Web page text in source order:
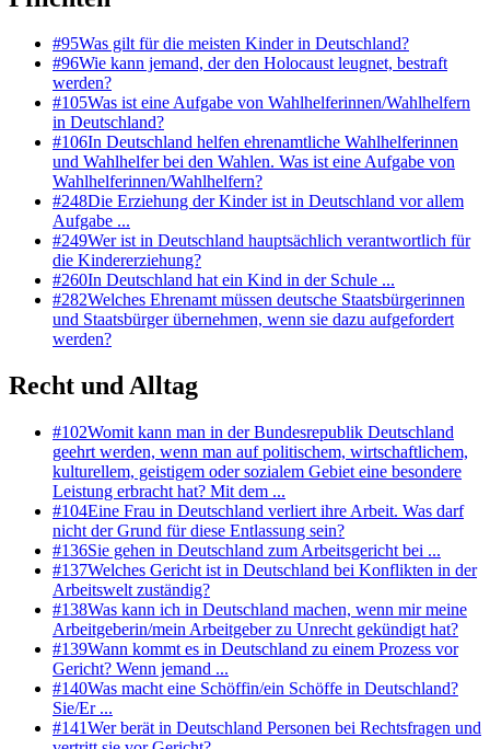
#95Was gilt für die meisten Kinder in Deutschland?
#96Wie kann jemand, der den Holocaust leugnet, bestraft
werden?
#105Was ist eine Aufgabe von Wahlhelferinnen/Wahlhelfern
in Deutschland?
#106In Deutschland helfen ehrenamtliche Wahlhelferinnen
und Wahlhelfer bei den Wahlen. Was ist eine Aufgabe von
Wahlhelferinnen/Wahlhelfern?
#248Die Erziehung der Kinder ist in Deutschland vor allem
Aufgabe ...
#249Wer ist in Deutschland hauptsächlich verantwortlich für
die Kindererziehung?
#260In Deutschland hat ein Kind in der Schule ...
#282Welches Ehrenamt müssen deutsche Staatsbürgerinnen
und Staatsbürger übernehmen, wenn sie dazu aufgefordert
werden?
Recht und Alltag
#102Womit kann man in der Bundesrepublik Deutschland
geehrt werden, wenn man auf politischem, wirtschaftlichem,
kulturellem, geistigem oder sozialem Gebiet eine besondere
Leistung erbracht hat? Mit dem ...
#104Eine Frau in Deutschland verliert ihre Arbeit. Was darf
nicht der Grund für diese Entlassung sein?
#136Sie gehen in Deutschland zum Arbeitsgericht bei ...
#137Welches Gericht ist in Deutschland bei Konflikten in der
Arbeitswelt zuständig?
#138Was kann ich in Deutschland machen, wenn mir meine
Arbeitgeberin/mein Arbeitgeber zu Unrecht gekündigt hat?
#139Wann kommt es in Deutschland zu einem Prozess vor
Gericht? Wenn jemand ...
#140Was macht eine Schöffin/ein Schöffe in Deutschland?
Sie/Er ...
#141Wer berät in Deutschland Personen bei Rechtsfragen und